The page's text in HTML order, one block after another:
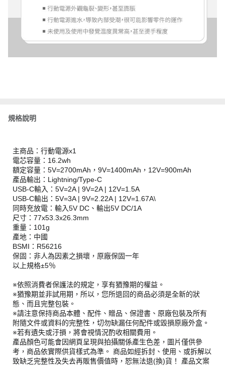
規格說明
主商品：行動電源x1
電芯容量：16.2wh
額定容量：5V=2700mAh，9V=1400mAh，12V=900mAh
產品輸出：Lightning/Type-C
USB-C輸入：5V=2A | 9V=2A | 12V=1.5A
USB-C輸出：5V=3A | 9V=2.22A | 12V=1.67A\
同時充放電：輸入5V DC、輸出5V DC/1A
尺寸：77x53.3x26.3mm
重量：101g
產地：中國
BSMI：R56216
保固：非人為因素之損壞，原廠保固一年
以上規格±5％
※依照消費者保護法的規定，享有猶豫期的權益。
※猶豫期並非試用期，所以，您所退回的商品必須是全新的狀
態、而且完整包裝。
※請注意保持商品本體、配件、贈品、保證書、原廠包裝及所有
附隨文件或資料的完整性，切勿缺漏任何配件或毀損原廠外盒。
※若有遺失或汙損，將會視情況酌收相關費用。
產品顏色可能會因網頁呈現與拍攝關係產生色差，圖片僅供參
考，商品依實際供貨樣式為準。 商品如經拆封、使用、或拆解以
致缺乏完整性及失去再販售價值時，恕無法退(換)貨！ 產品文案